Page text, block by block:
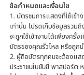
ข้อกำหนดและเงื่อนไข
1. บัตรชมการแสดงที่ใช้เข้า
เท่านั้น โปรดเก็บข้อมูลรว
จะถูกใช้เข้างานได้เพียงครั้
บัตรของคุณรั่วไหล หรือถูกน
2. ผู้ถือบัตรทุกคนจะต้องแ
ประชาชนใบขับขี่ พาสปอร์ต